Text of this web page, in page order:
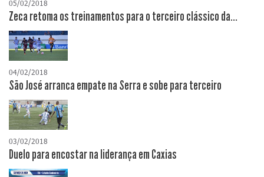
05/02/2018
Zeca retoma os treinamentos para o terceiro clássico da...
04/02/2018
São José arranca empate na Serra e sobe para terceiro
03/02/2018
Duelo para encostar na liderança em Caxias